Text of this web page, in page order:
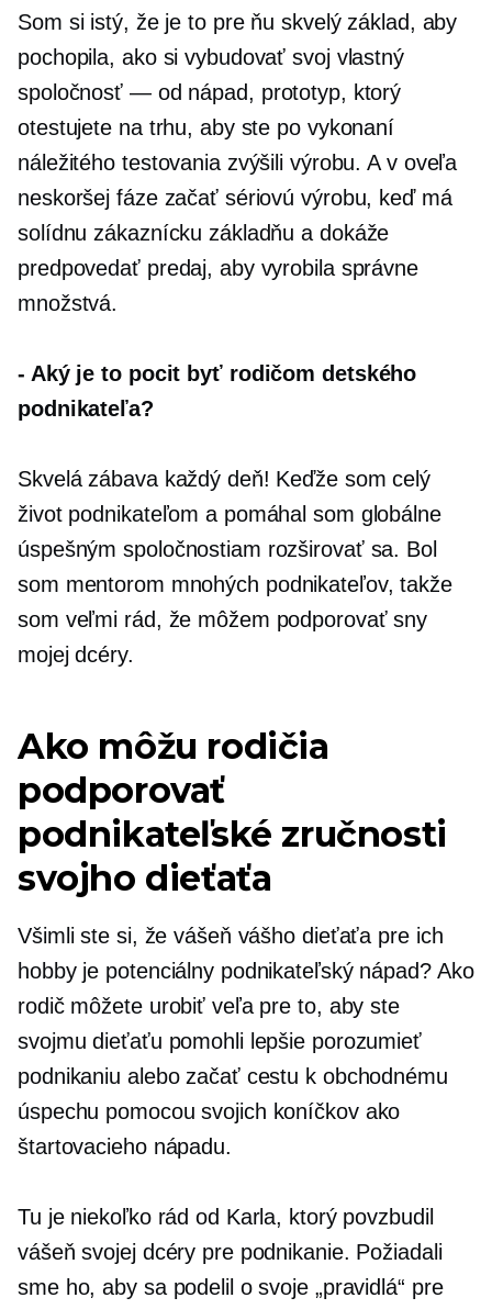
Som si istý, že je to pre ňu skvelý základ, aby
pochopila, ako si vybudovať svoj vlastný
spoločnosť — od nápad, prototyp, ktorý
otestujete na trhu, aby ste po vykonaní
náležitého testovania zvýšili výrobu. A v oveľa
neskoršej fáze začať sériovú výrobu, keď má
solídnu zákaznícku základňu a dokáže
predpovedať predaj, aby vyrobila správne
množstvá.
- Aký je to pocit byť rodičom detského
podnikateľa?
Skvelá zábava každý deň! Keďže som celý
život podnikateľom a pomáhal som globálne
úspešným spoločnostiam rozširovať sa. Bol
som mentorom mnohých podnikateľov, takže
som veľmi rád, že môžem podporovať sny
mojej dcéry.
Ako môžu rodičia
podporovať
podnikateľské zručnosti
svojho dieťaťa
Všimli ste si, že vášeň vášho dieťaťa pre ich
hobby je potenciálny podnikateľský nápad? Ako
rodič môžete urobiť veľa pre to, aby ste
svojmu dieťaťu pomohli lepšie porozumieť
podnikaniu alebo začať cestu k obchodnému
úspechu pomocou svojich koníčkov ako
štartovacieho nápadu.
Tu je niekoľko rád od Karla, ktorý povzbudil
vášeň svojej dcéry pre podnikanie. Požiadali
sme ho, aby sa podelil o svoje „pravidlá“ pre